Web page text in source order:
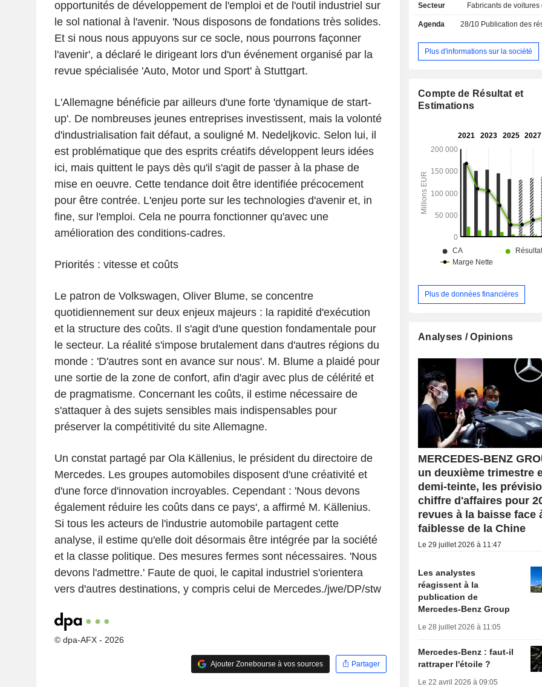
opportunités de développement de l'emploi et de l'outil industriel sur
le sol national à l'avenir. 'Nous disposons de fondations très solides.
Et si nous nous appuyons sur ce socle, nous pourrons façonner
l'avenir', a déclaré le dirigeant lors d'un événement organisé par la
revue spécialisée 'Auto, Motor und Sport' à Stuttgart.
L'Allemagne bénéficie par ailleurs d'une forte 'dynamique de start-
up'. De nombreuses jeunes entreprises investissent, mais la volonté
d'industrialisation fait défaut, a souligné M. Nedeljkovic. Selon lui, il
est problématique que des esprits créatifs développent leurs idées
ici, mais quittent le pays dès qu'il s'agit de passer à la phase de
mise en oeuvre. Cette tendance doit être identifiée précocement
pour être contrée. L'enjeu porte sur les technologies d'avenir et, in
fine, sur l'emploi. Cela ne pourra fonctionner qu'avec une
amélioration des conditions-cadres.
Priorités : vitesse et coûts
Le patron de Volkswagen, Oliver Blume, se concentre
quotidiennement sur deux enjeux majeurs : la rapidité d'exécution
et la structure des coûts. Il s'agit d'une question fondamentale pour
le secteur. La réalité s'impose brutalement dans d'autres régions du
monde : 'D'autres sont en avance sur nous'. M. Blume a plaidé pour
une sortie de la zone de confort, afin d'agir avec plus de célérité et
de pragmatisme. Concernant les coûts, il estime nécessaire de
s'attaquer à des sujets sensibles mais indispensables pour
préserver la compétitivité du site Allemagne.
Un constat partagé par Ola Källenius, le président du directoire de
Mercedes. Les groupes automobiles disposent d'une créativité et
d'une force d'innovation incroyables. Cependant : 'Nous devons
également réduire les coûts dans ce pays', a affirmé M. Källenius.
Si tous les acteurs de l'industrie automobile partagent cette
analyse, il estime qu'elle doit désormais être intégrée par la société
et la classe politique. Des mesures fermes sont nécessaires. 'Nous
devons l'admettre.' Faute de quoi, le capital industriel s'orientera
vers d'autres destinations, y compris celui de Mercedes./jwe/DP/stw
© dpa-AFX - 2026
Ajouter Zonebourse à vos sources Partager
Allemagne (15,8%), Europe (28%),
(12,5%), Asie (11,4%) et autres (6,2%).
Secteur Fabricants de voitures
Agenda 28/10 Publication des résultats
Plus d'informations sur la société
Compte de Résultat et
Estimations
Plus de données financières
Analyses / Opinions
MERCEDES-BENZ
un deuxième trimestre
demi-teinte, les
chiffre d'affaires pour
revues à la baisse face
faiblesse de la Chine
Le 29 juillet 2026 à 11:47
Les analystes
réagissent à la
publication de
Mercedes-Benz Group
Le 28 juillet 2026 à 11:05
Mercedes-Benz : faut-il
rattraper l'étoile ?
Le 22 avril 2026 à 09:05